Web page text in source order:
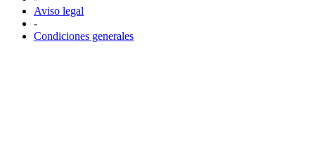
Aviso legal
-
Condiciones generales